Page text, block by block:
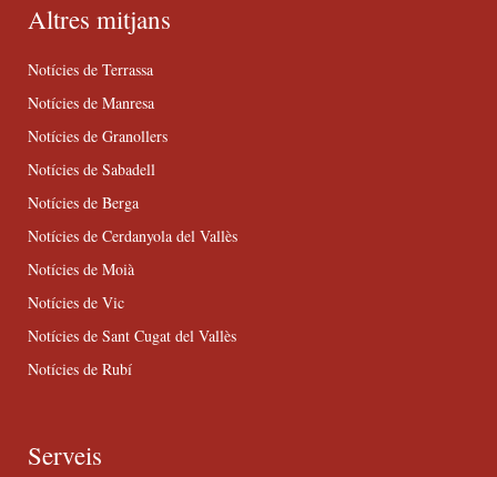
Altres mitjans
Notícies de Terrassa
Notícies de Manresa
Notícies de Granollers
Notícies de Sabadell
Notícies de Berga
Notícies de Cerdanyola del Vallès
Notícies de Moià
Notícies de Vic
Notícies de Sant Cugat del Vallès
Notícies de Rubí
Serveis